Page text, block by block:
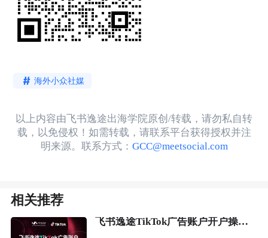
海外小众社媒
以上内容由飞书逸途出海学院原创/转载，请勿私自转
载，以免侵权！如需转载，请联系平台获得授权并注
明来源。联系方式： GCC@meetsocial.com
相关推荐
飞书逸途TikTok广告账户开户操作流程